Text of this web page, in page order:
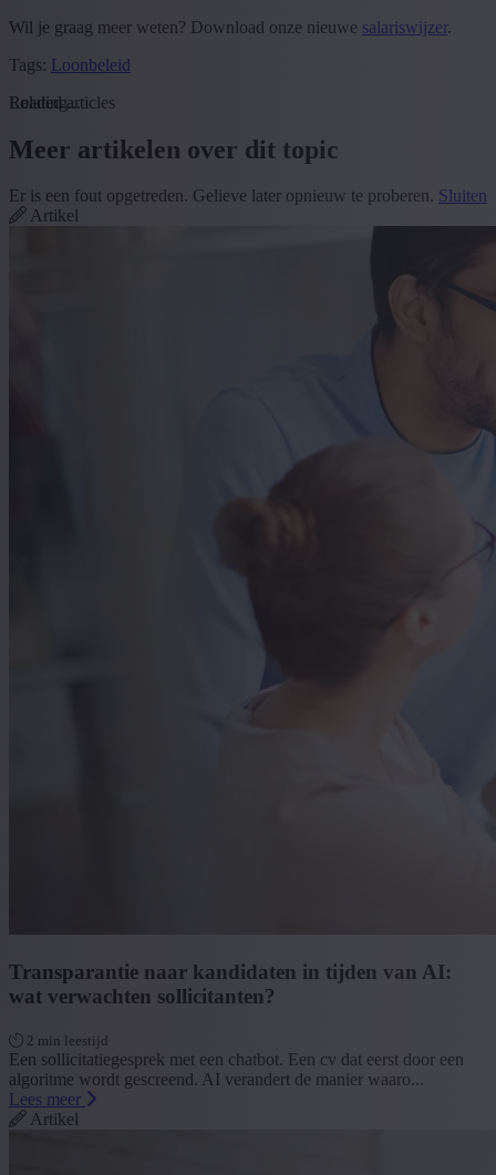
Wil je graag meer weten? Download onze nieuwe salariswijzer.
Tags: Loonbeleid
Loading...
Related articles
Meer artikelen over dit topic
Er is een fout opgetreden. Gelieve later opnieuw te proberen. Sluiten
Artikel
Transparantie naar kandidaten in tijden van AI:
wat verwachten sollicitanten?
2 min leestijd
Een sollicitatiegesprek met een chatbot. Een cv dat eerst door een
algoritme wordt gescreend. AI verandert de manier waaro...
Lees meer
Artikel